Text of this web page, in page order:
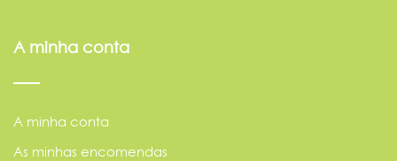
A minha conta
A minha conta
As minhas encomendas